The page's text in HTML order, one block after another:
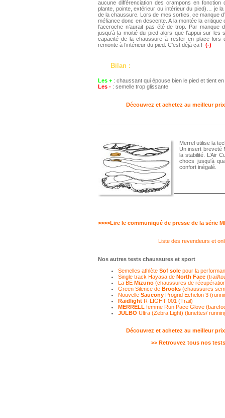
aucune différenciation des crampons en
plante, pointe, extérieur ou intérieur du pied)… je
de la chaussure. Lors de mes sorties, ce manque
méfiance donc en descente. A la montée la
l’accroche n’aurait pas été de trop. Par manque
jusqu’à la moitié du pied alors que l’appui sur
capacité de la chaussure à rester en place lors
remonte à l’intérieur du pied. C’est déjà ça ! (-)
Bilan :
Les + : chaussant qui épouse bien le pied et tient
Les - : semelle trop glissante
Découvrez et achetez au meilleur
Merrel utilise la
Un insert breveté
la stabilité. L’Air
chocs jusqu'à
confort inégalé.
>>>>Lire le communiqué de presse de la série
Liste des revendeurs et
Nos autres tests chaussures et sport
Semelles athlète Sof sole pour la
Single track Hayasa de North Face (trail/
La BE Mizuno (chaussures de
Green Silence de Brooks (chaussures
Nouvelle Saucony Progrid Echelon 3
Raidlight R-LIGHT 001 (Trail)
MERRELL femme Run Pace Glove
JULBO Ultra (Zebra Light) (lunettes/
Découvrez et achetez au meilleur
>> Retrouvez tous nos